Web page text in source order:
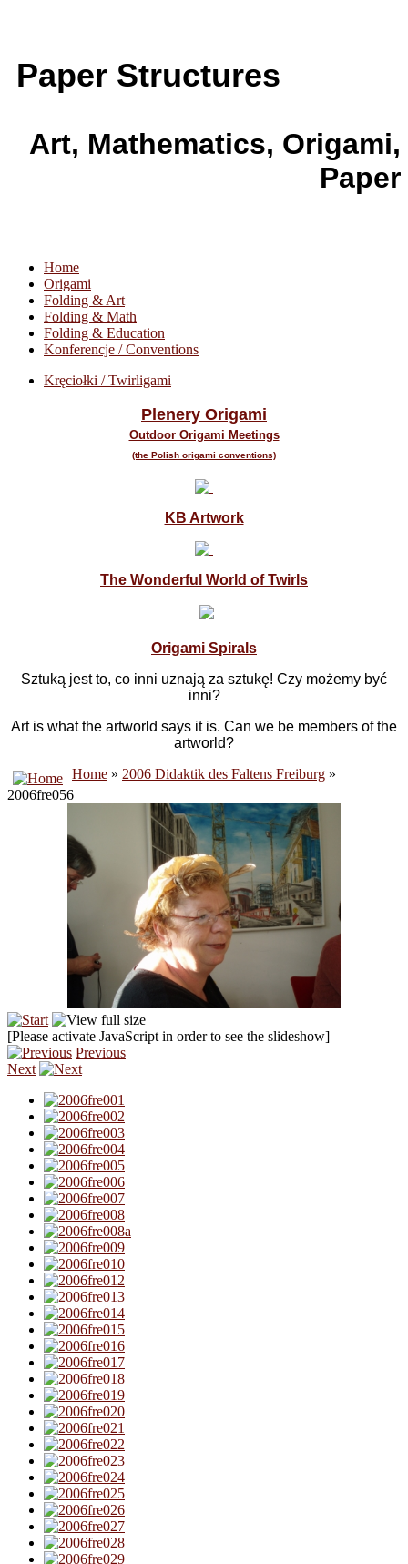
Paper Structures
Art, Mathematics, Origami,
Paper
Home
Origami
Folding & Art
Folding & Math
Folding & Education
Konferencje / Conventions
Kręciołki / Twirligami
Plenery Origami
Outdoor Origami Meetings
(the Polish origami conventions)
KB Artwork
The Wonderful World of Twirls
Origami Spirals
Sztuką jest to, co inni uznają za sztukę! Czy możemy być
inni?
Art is what the artworld says it is. Can we be members of the
artworld?
Home » 2006 Didaktik des Faltens Freiburg »
2006fre056
[Please activate JavaScript in order to see the slideshow]
Previous
Next